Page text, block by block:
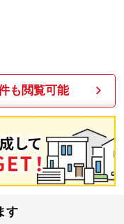
も閲覧可能
す